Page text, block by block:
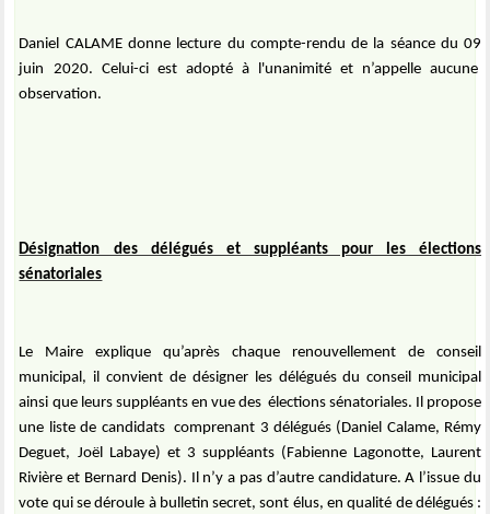
Daniel CALAME donne lecture du compte-rendu de la séance du 09
juin 2020. Celui-ci est adopté à l'unanimité et n’appelle aucune
observation.
Désignation des délégués et suppléants pour les élections
sénatoriales
Le Maire explique qu’après chaque renouvellement de conseil
municipal, il convient de désigner les délégués du conseil municipal
ainsi que leurs suppléants en vue des élections sénatoriales. Il propose
une liste de candidats comprenant 3 délégués (Daniel Calame, Rémy
Deguet, Joël Labaye) et 3 suppléants (Fabienne Lagonotte, Laurent
Rivière et Bernard Denis). Il n’y a pas d’autre candidature. A l’issue du
vote qui se déroule à bulletin secret, sont élus, en qualité de délégués :